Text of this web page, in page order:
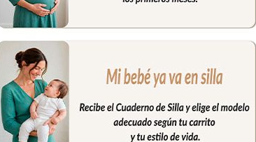
para usar cuando quieras
con una cremallera central para mayor
Saco Universal, Saco Universal
paseo. El Saco de Silla Dylan Rosado convertirá